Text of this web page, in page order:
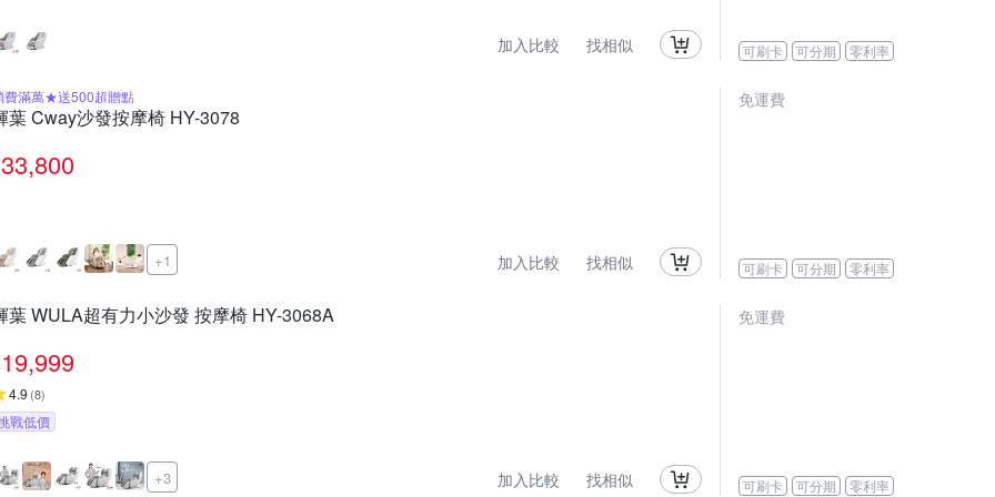
加入比較 找相似 可刷卡 可分期 零利率
費滿萬★送500超贈點
葉 Cway沙發按摩椅 HY-3078
33,800
+1 加入比較 找相似
免運費
可刷卡 可分期 零利率
葉 WULA超有力小沙發 按摩椅 HY-3068A
19,999
4.9 (8)
戰低價
+3 加入比較 找相似
免運費
可刷卡 可分期 零利率